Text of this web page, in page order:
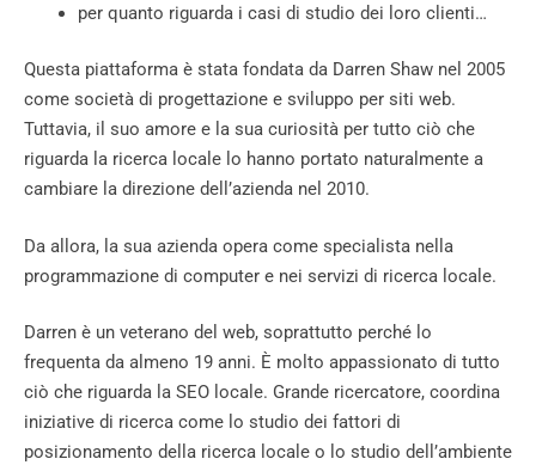
per quanto riguarda i casi di studio dei loro clienti…
Questa piattaforma è stata fondata da Darren Shaw nel 2005
come società di progettazione e sviluppo per siti web.
Tuttavia, il suo amore e la sua curiosità per tutto ciò che
riguarda la ricerca locale lo hanno portato naturalmente a
cambiare la direzione dell’azienda nel 2010.
Da allora, la sua azienda opera come specialista nella
programmazione di computer e nei servizi di ricerca locale.
Darren è un veterano del web, soprattutto perché lo
frequenta da almeno 19 anni. È molto appassionato di tutto
ciò che riguarda la SEO locale. Grande ricercatore, coordina
iniziative di ricerca come lo studio dei fattori di
posizionamento della ricerca locale o lo studio dell’ambiente